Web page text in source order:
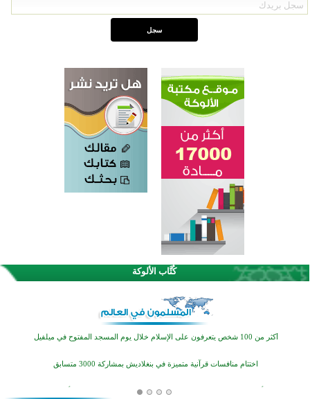
كُتَّاب الألوكة
القرآن والتربية في صدارة البرامج الصيفية للمسلمين في بينزا وساراتوف وموردوفيا هذا العام
اختتام الدورة التاسعة لمسابقة حفظ وتلاوة القرآن الكريم في أزناكاييف